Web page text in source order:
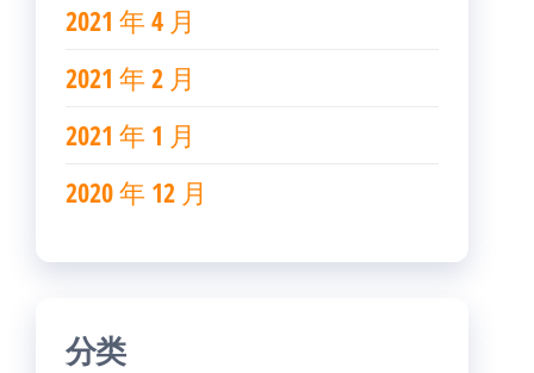
2021 年 4 月
2021 年 2 月
2021 年 1 月
2020 年 12 月
分类